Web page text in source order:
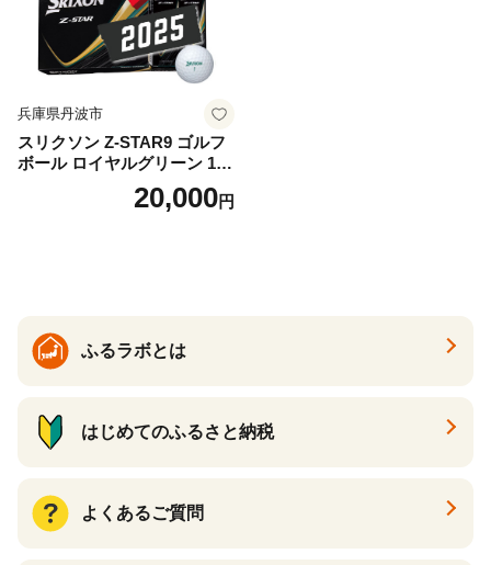
兵庫県丹波市
スリクソン Z-STAR9 ゴルフ
ボール ロイヤルグリーン 1ダ
ース 12球 兵庫県丹波市 ふる
20,000円
ふるラボとは
はじめてのふるさと納税
よくあるご質問